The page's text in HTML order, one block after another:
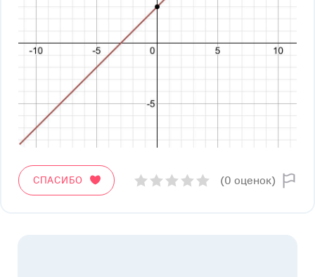
СПАСИБО (0 оценок)